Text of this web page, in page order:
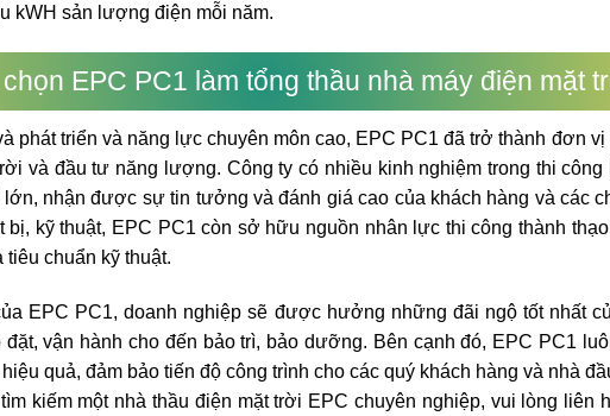
kWH sản lượng điện mỗi năm.
EPC PC1 làm tổng thầu nhà máy điện mặt
phát triển và năng lực chuyên môn cao, EPC PC1 đã trở thành đơn
và đầu tư năng lượng. Công ty có nhiều kinh nghiệm trong thi
nhận được sự tin tưởng và đánh giá cao của khách hàng và các
bị, kỹ thuật, EPC PC1 còn sở hữu nguồn nhân lực thi công thành
chuẩn kỹ thuật.
EPC PC1, doanh nghiệp sẽ được hưởng những đãi ngộ tốt nhất
vận hành cho đến bảo trì, bảo dưỡng. Bên cạnh đó, EPC PC1
quả, đảm bảo tiến độ công trình cho các quý khách hàng và nhà
kiếm một nhà thầu điện mặt trời EPC chuyên nghiệp, vui lòng liên